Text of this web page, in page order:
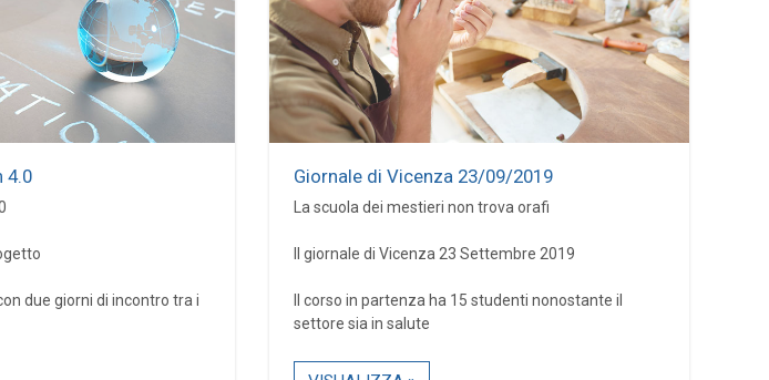
4.0
due giorni di incontro tra i
Giornale di Vicenza 23/09/2019
La scuola dei mestieri non trova orafi
Il giornale di Vicenza 23 Settembre 2019
Il corso in partenza ha 15 studenti nonostante il
settore sia in salute